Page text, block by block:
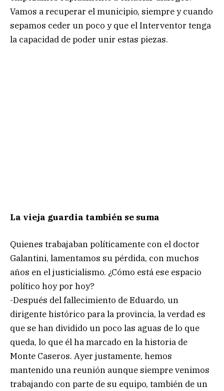
Vamos a recuperar el municipio, siempre y cuando
sepamos ceder un poco y que el Interventor tenga
la capacidad de poder unir estas piezas.
La vieja guardia también se suma
Quienes trabajaban políticamente con el doctor
Galantini, lamentamos su pérdida, con muchos
años en el justicialismo. ¿Cómo está ese espacio
político hoy por hoy?
-Después del fallecimiento de Eduardo, un
dirigente histórico para la provincia, la verdad es
que se han dividido un poco las aguas de lo que
queda, lo que él ha marcado en la historia de
Monte Caseros. Ayer justamente, hemos
mantenido una reunión aunque siempre venimos
trabajando con parte de su equipo, también de un